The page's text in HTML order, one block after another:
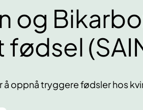
og
å oppnå tryggere fødsler hos